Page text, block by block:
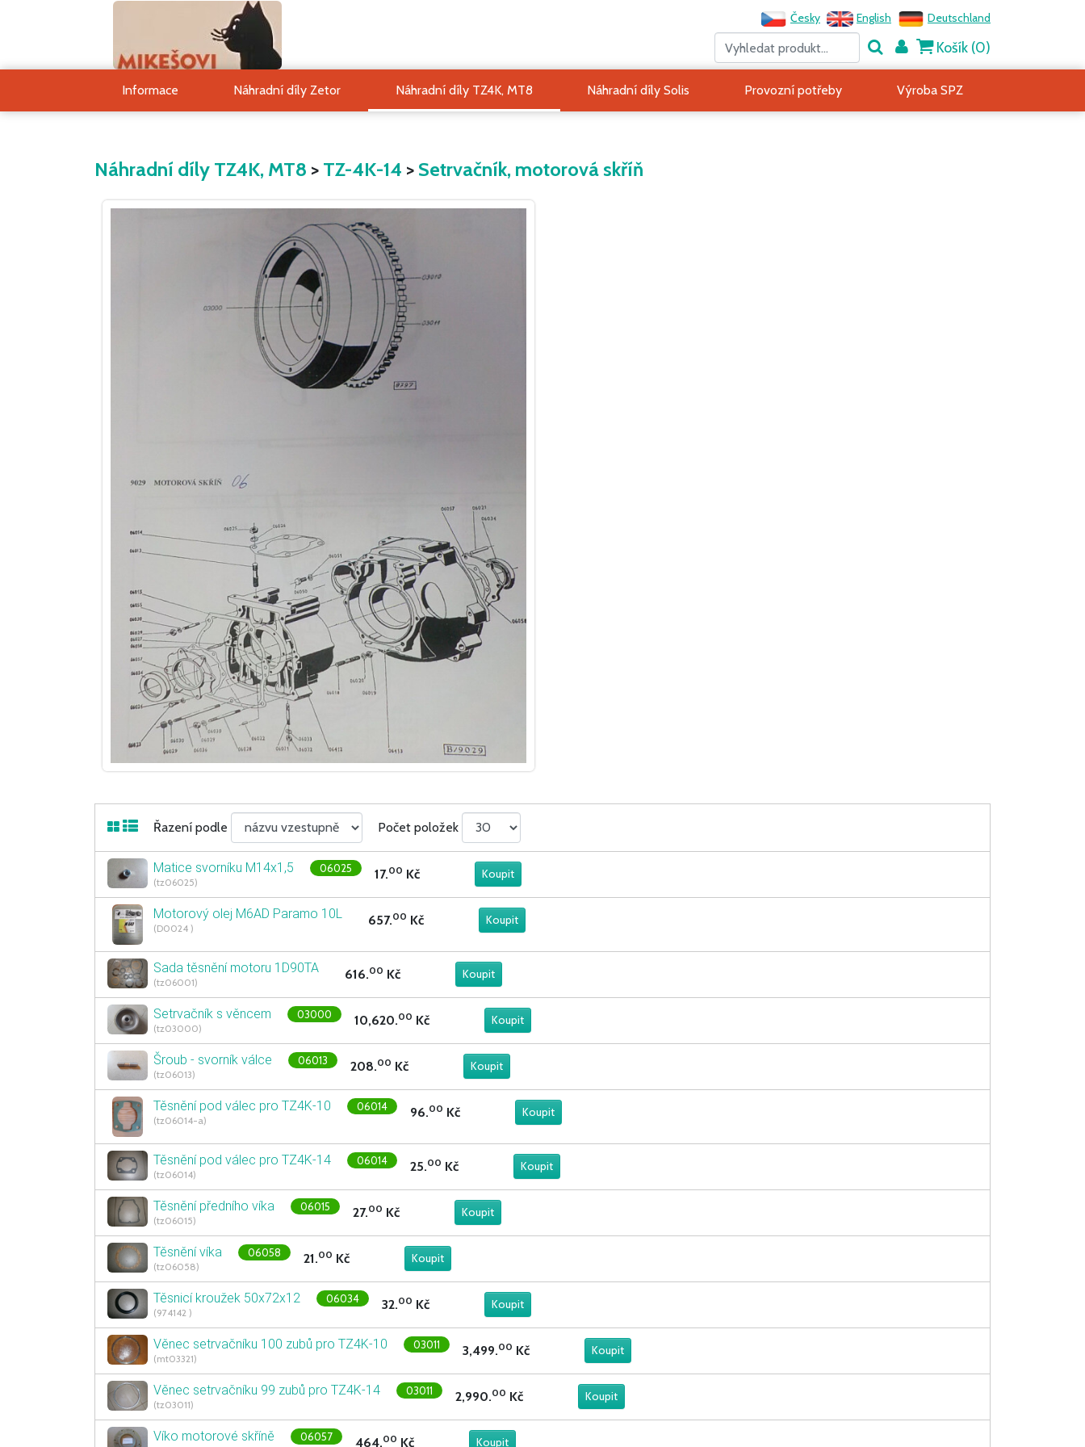
Česky English Deutschland
Košík (0)
Informace Náhradní díly Zetor Náhradní díly TZ4K, MT8 Náhradní díly Solis Provozní potřeby Výroba SPZ
Náhradní díly TZ4K, MT8 > TZ-4K-14 > Setrvačník, motorová skříň
Řazení podle Počet položek
Matice svorníku M14x1,5 06025
(tz06025)
17.00 Kč
Motorový olej M6AD Paramo 10L
(D0024 )
657.00 Kč
Sada těsnění motoru 1D90TA
(tz06001)
616.00 Kč
Setrvačník s věncem 03000
(tz03000)
10,620.00 Kč
Šroub - svorník válce 06013
(tz06013)
208.00 Kč
Těsnění pod válec pro TZ4K-10 06014
(tz06014-a)
96.00 Kč
Těsnění pod válec pro TZ4K-14 06014
(tz06014)
25.00 Kč
Těsnění předního víka 06015
(tz06015)
27.00 Kč
Těsnění víka 06058
(tz06058)
21.00 Kč
Těsnicí kroužek 50x72x12 06034
(974142 )
32.00 Kč
Věnec setrvačníku 100 zubů pro TZ4K-10 03011
(mt03321)
3,499.00 Kč
Věnec setrvačníku 99 zubů pro TZ4K-14 03011
(tz03011)
2,990.00 Kč
Víko motorové skříně 06057 464.00 Kč